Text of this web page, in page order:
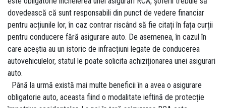
dovedească că sunt responsabili din punct de vedere financiar
pentru acțiunile lor, în caz contrar riscând să fie citați în fața curții
pentru conducere fără asigurare auto. De asemenea, în cazul în
care aceștia au un istoric de infracțiuni legate de conducerea
autovehiculelor, statul le poate solicita achiziționarea unei asigurari
auto.
Până la urmă există mai multe beneficii în a avea o asigurare
obligatorie auto, aceasta fiind o modalitate ieftină de protecție